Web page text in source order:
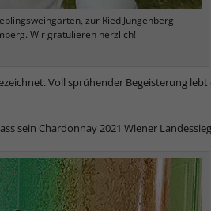
zur Ried Jungenberg
Wir gratulieren herzlich!
Voll sprühender Begeisterung lebt
sein Chardonnay 2021 Wiener